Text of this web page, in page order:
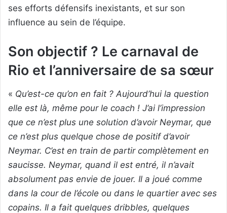
ses efforts défensifs inexistants, et sur son
influence au sein de l’équipe.
Son objectif ? Le carnaval de
Rio et l’anniversaire de sa sœur
« Qu’est-ce qu’on en fait ? Aujourd’hui la question
elle est là, même pour le coach ! J’ai l’impression
que ce n’est plus une solution d’avoir Neymar, que
ce n’est plus quelque chose de positif d’avoir
Neymar. C’est en train de partir complètement en
saucisse. Neymar, quand il est entré, il n’avait
absolument pas envie de jouer. Il a joué comme
dans la cour de l’école ou dans le quartier avec ses
copains. Il a fait quelques dribbles, quelques